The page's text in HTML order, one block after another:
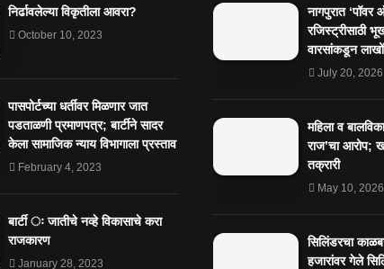
निर्ढावलेल्या विकृतीला आवरा?
October 10, 2023
पासपोर्टच्या धर्तीवर मिळणार जात
पडताळणी प्रमाणपत्र; बार्टीने सादर
केला सामाजिक न्याय विभागाला प्रस्ताव
February 4, 2023
बार्टी ः जातीचे नव्हे विकासाचे करा
राजकारण
January 28, 2023
नागपुरात ‘पॉवर
रजिस्ट्रीसाठी
वारसांकडून
July 20, 2026
महिला व
राज’चा आरोप;
तक्रारी
May 10, 2026
सिलिंडरचा
हजारांवर गेले